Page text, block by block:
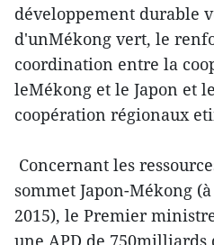
développement durable
d'unMékong vert, le
coordination entre la
leMékong et le Japon et
coopération régionaux
Concernant les
sommet Japon-Mékong
2015), le Premier
une APD de 750milliards